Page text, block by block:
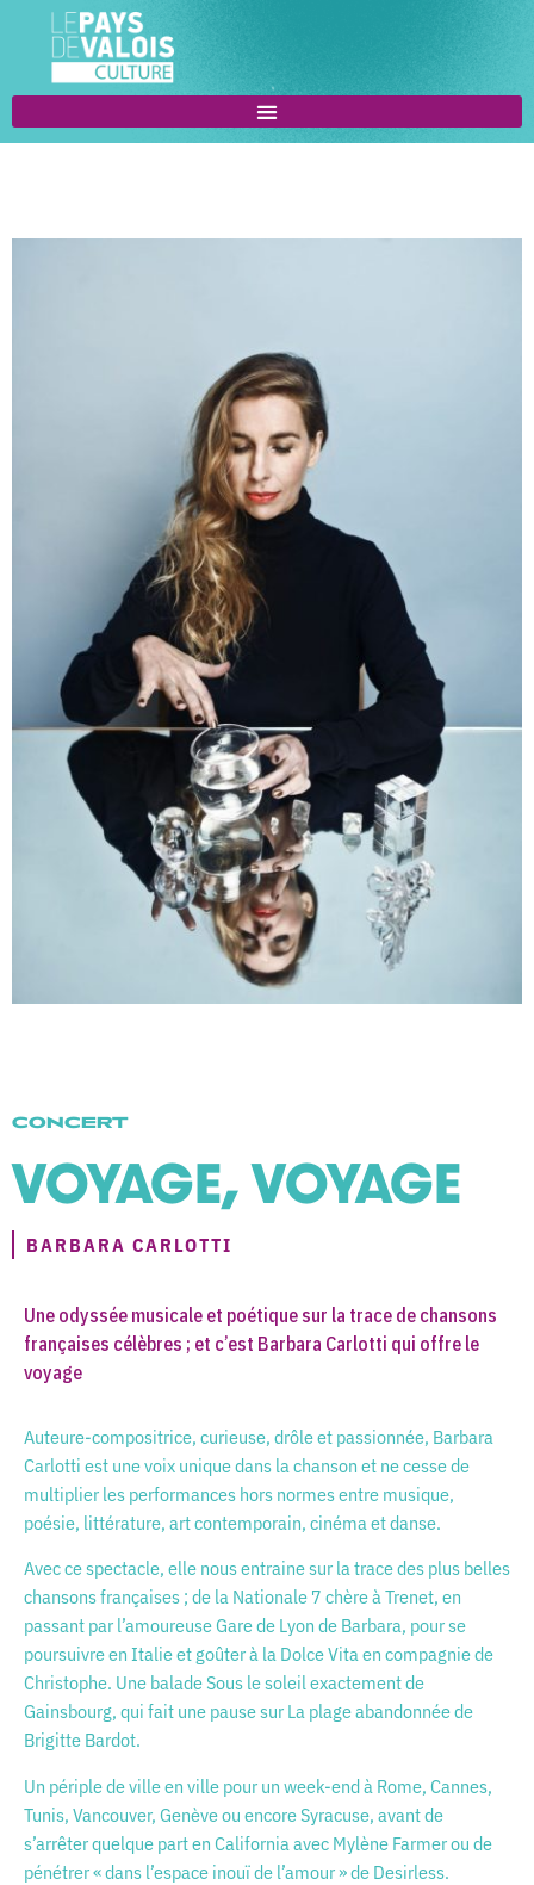
CONCERT
VOYAGE, VOYAGE
BARBARA CARLOTTI
Une odyssée musicale et poétique sur la trace de chansons
françaises célèbres ; et c’est Barbara Carlotti qui offre le
voyage
Auteure-compositrice, curieuse, drôle et passionnée, Barbara
Carlotti est une voix unique dans la chanson et ne cesse de
multiplier les performances hors normes entre musique,
poésie, littérature, art contemporain, cinéma et danse.
Avec ce spectacle, elle nous entraine sur la trace des plus belles
chansons françaises ; de la Nationale 7 chère à Trenet, en
passant par l’amoureuse Gare de Lyon de Barbara, pour se
poursuivre en Italie et goûter à la Dolce Vita en compagnie de
Christophe. Une balade Sous le soleil exactement de
Gainsbourg, qui fait une pause sur La plage abandonnée de
Brigitte Bardot.
Un périple de ville en ville pour un week-end à Rome, Cannes,
Tunis, Vancouver, Genève ou encore Syracuse, avant de
s’arrêter quelque part en California avec Mylène Farmer ou de
pénétrer « dans l’espace inouï de l’amour » de Desirless.